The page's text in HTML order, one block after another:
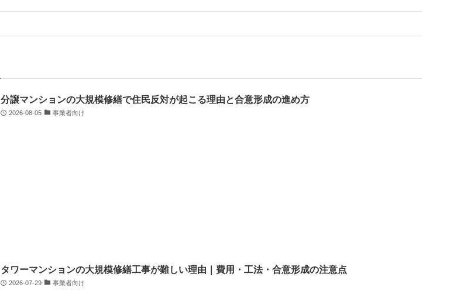
分譲マンションの大規模修繕で住民反対が起こる理由と合意形成の進め方
2026-08-05 事業者向け
タワーマンションの大規模修繕工事が難しい理由｜費用・工法・合意形成の注意点
2026-07-29 事業者向け